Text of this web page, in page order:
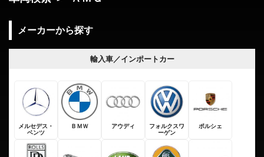
メーカーから探す
輸入車／インポートカー
メルセデス・
ベンツ
ＢＭＷ アウディ
フォルクスワ
ーゲン
ポルシェ